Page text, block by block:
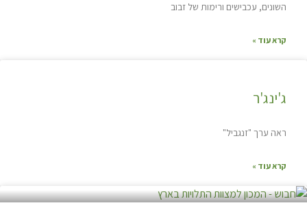
השונים, עכבישים ורימות של זבוב
קרא עוד »
ג'ינג'ר
ראה ערך "זנגביל"
קרא עוד »